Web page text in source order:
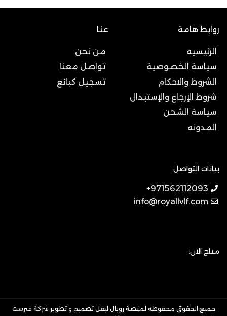
روابط هامة
الرئيسيه
سياسة الخصوصية
الشروط والاحكام
شروط الإرجاع والإستبدال
سياسة الشحن
المدونه
عنا
من نحن
تواصل معنا
تسجيل كبائع
بيانات التواصل
971562112093+
info@royallvlf.com
متاح الان:
جميع الحقوق محفوظه لمنصة رويال ليفل تصميم و تطوير شركة فيرست